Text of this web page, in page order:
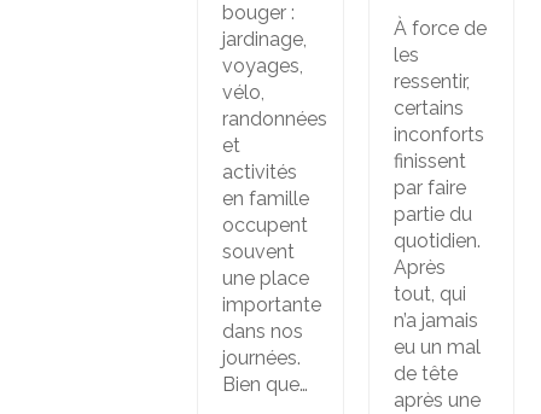
bouger :
jardinage,
voyages,
vélo,
randonnées
et
activités
en famille
occupent
souvent
une place
importante
dans nos
journées.
Bien que…
À force de
les
ressentir,
certains
inconforts
finissent
par faire
partie du
quotidien.
Après
tout, qui
n’a jamais
eu un mal
de tête
après une